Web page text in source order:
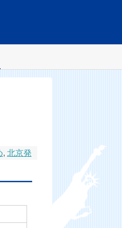
, 北京発